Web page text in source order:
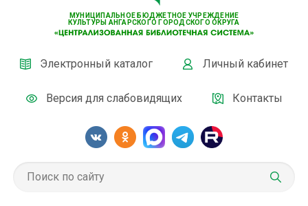
МУНИЦИПАЛЬНОЕ БЮДЖЕТНОЕ УЧРЕЖДЕНИЕ
КУЛЬТУРЫ АНГАРСКОГО ГОРОДСКОГО ОКРУГА
Электронный каталог Личный кабинет
Версия для слабовидящих Контакты